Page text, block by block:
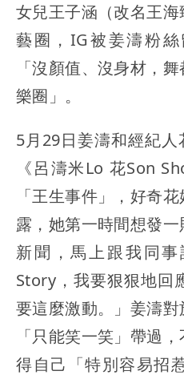
女兒王子涵（改名王
藝圈，IG被姜濤粉絲
「沒顏值、沒身材，
樂圈」。
5月29日姜濤和經紀人
《呂濤米Lo 花Son
「王生事件」，好奇
露，她第一時間想發
新聞，馬上跟我同
Story，我要狠狠地回
要這麼激動。」姜濤
「只能笑一笑」帶過
得自己「特別容易招